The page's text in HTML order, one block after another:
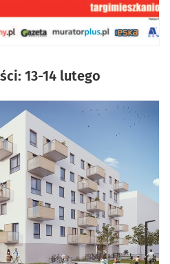
13-14 lutego